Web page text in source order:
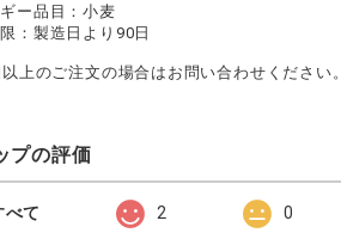
ー品目：小麦
：製造日より90日
上のご注文の場合はお問い合わせください。
プの評価
べて 2 0